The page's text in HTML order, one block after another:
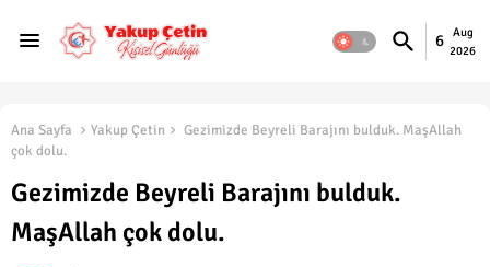
6
Aug
2026
Ana Sayfa Yakup Çetin
Gezimizde Beyreli Barajını bulduk. MaşAllah
çok dolu.
Gezimizde Beyreli Barajını bulduk.
MaşAllah çok dolu.